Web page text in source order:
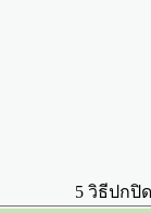
5 วิธีปกปิ